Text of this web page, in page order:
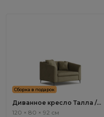
Сборка в подарок
Диванное кресло Талла /
Talla ММ100.12
120 × 80 × 92 см